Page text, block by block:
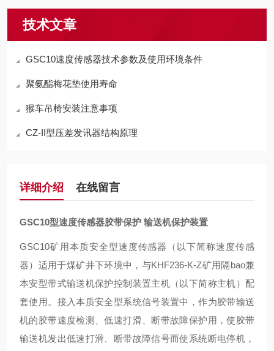
技术文章
GSC10速度传感器技术参数及使用环境条件
聚氨酯梅花垫使用寿命
猴车吊椅安装注意事项
CZ-II型压差发讯器结构原理
详细介绍 在线留言
GSC10型速度传感器胶带保护 输送机保护装置
GSC10矿用本质安全型速度传感器 （ 以下简称速度传感
器） 适用于煤矿井下环境中 ， 与KHF236-K-Z矿用隔bao兼
本安型带式输送机保护控制装置主机 （ 以下简称主机） 配
套使用。接入本质安全型系统信号装置中 ，作为胶带输送
机的胶带速度检测、低速打滑、断带故障保护用 ，使胶带
输送机发出低速打滑、断带故障信号而使系统断电停机 ，